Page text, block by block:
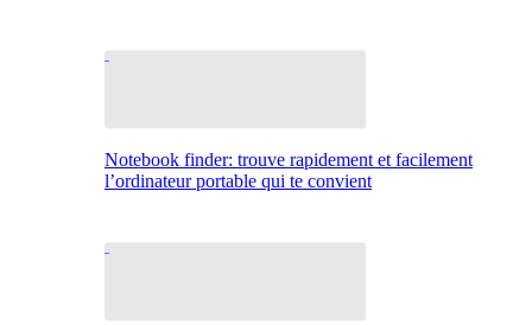
Notebook finder: trouve rapidement et facilement
l’ordinateur portable qui te convient